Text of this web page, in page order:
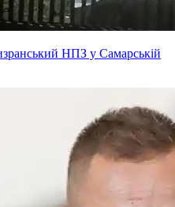
НПЗ у Самарській